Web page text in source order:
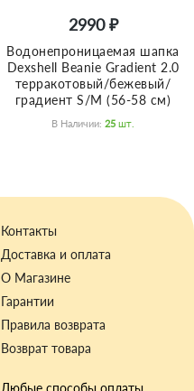
2990 ₽
Водонепроницаемая шапка
Dexshell Beanie Gradient 2.0
терракотовый/бежевый/
градиент S/M (56-58 см)
В Наличии: 25 Шт.
Контакты
Доставка и оплата
О Магазине
Гарантии
Правила возврата
Возврат товара